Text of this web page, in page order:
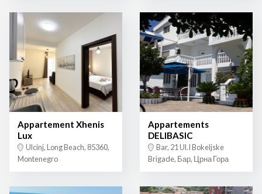
Appartement Xhenis
Lux
Ulcinj, Long Beach, 85360,
Montenegro
Appartements
DELIBASIC
Bar, 21 Ul.I Bokeljske
Brigade, Бар, Црна Гора